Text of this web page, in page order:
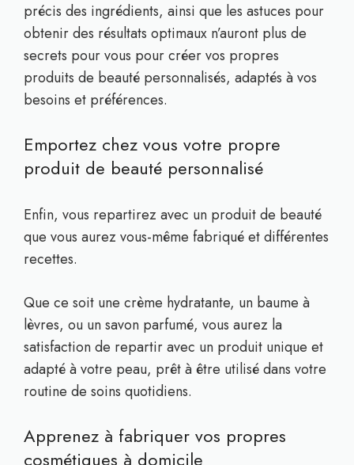
précis des ingrédients, ainsi que les astuces pour
obtenir des résultats optimaux n’auront plus de
secrets pour vous pour créer vos propres
produits de beauté personnalisés, adaptés à vos
besoins et préférences.
Emportez chez vous votre propre
produit de beauté personnalisé
Enfin, vous repartirez avec un produit de beauté
que vous aurez vous-même fabriqué et différentes
recettes.
Que ce soit une crème hydratante, un baume à
lèvres, ou un savon parfumé, vous aurez la
satisfaction de repartir avec un produit unique et
adapté à votre peau, prêt à être utilisé dans votre
routine de soins quotidiens.
Apprenez à fabriquer vos propres
cosmétiques à domicile